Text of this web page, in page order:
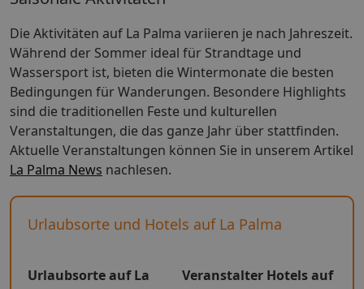
Die Aktivitäten auf La Palma variieren je nach Jahreszeit.
Während der Sommer ideal für Strandtage und
Wassersport ist, bieten die Wintermonate die besten
Bedingungen für Wanderungen. Besondere Highlights
sind die traditionellen Feste und kulturellen
Veranstaltungen, die das ganze Jahr über stattfinden.
Aktuelle Veranstaltungen können Sie in unserem Artikel
La Palma News nachlesen.
Urlaubsorte und Hotels auf La Palma
Urlaubsorte auf La
Veranstalter Hotels auf